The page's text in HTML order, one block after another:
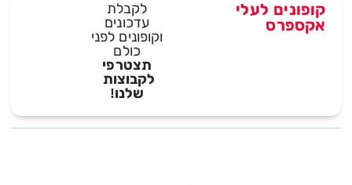
לקבלת
עדכונים
וקופונים לפני
כולם
תצטרפי
לקבוצות
שלנו!
קופונים לעלי
אקספרס